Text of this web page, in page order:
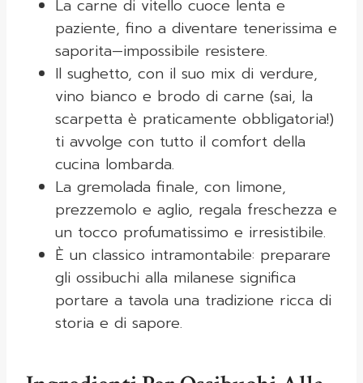
La carne di vitello cuoce lenta e
paziente, fino a diventare tenerissima e
saporita—impossibile resistere.
Il sughetto, con il suo mix di verdure,
vino bianco e brodo di carne (sai, la
scarpetta è praticamente obbligatoria!)
ti avvolge con tutto il comfort della
cucina lombarda.
La gremolada finale, con limone,
prezzemolo e aglio, regala freschezza e
un tocco profumatissimo e irresistibile.
È un classico intramontabile: preparare
gli ossibuchi alla milanese significa
portare a tavola una tradizione ricca di
storia e di sapore.